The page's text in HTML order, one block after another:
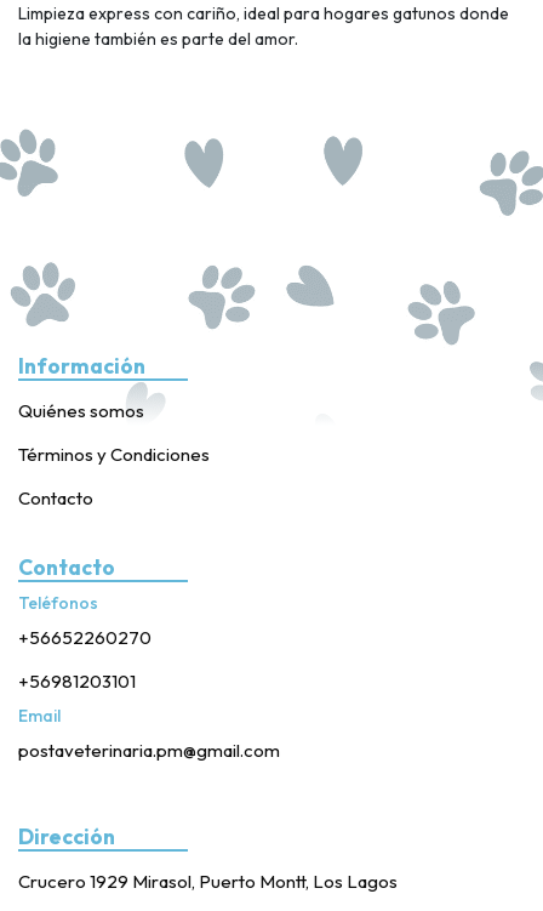
Limpieza express con cariño, ideal para hogares gatunos donde
la higiene también es parte del amor.
Información
Quiénes somos
Términos y Condiciones
Contacto
Contacto
Teléfonos
+56652260270
+56981203101
Email
postaveterinaria.pm@gmail.com
Dirección
Crucero 1929 Mirasol, Puerto Montt, Los Lagos